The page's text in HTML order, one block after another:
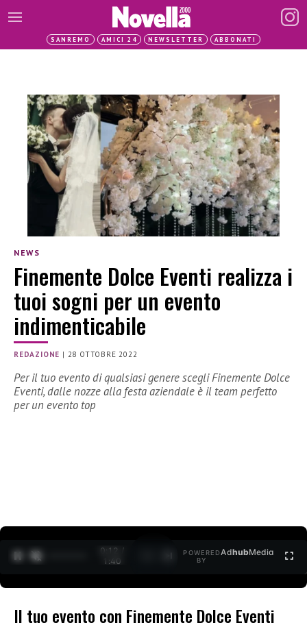
SANREMO AMICI 24 NEWSLETTER ABBONATI
NEWS
Finemente Dolce Eventi realizza i
tuoi sogni per un evento
indimenticabile
REDAZIONE | 28 OTTOBRE 2022
Per il tuo evento di qualsiasi genere scegli Finemente Dolce
Eventi, dalle nozze alla festa aziendale è il team perfetto
per un evento top
0:12 /
1:40
POWERED
BY
AdhubMedia
Il tuo evento con Finemente Dolce Eventi